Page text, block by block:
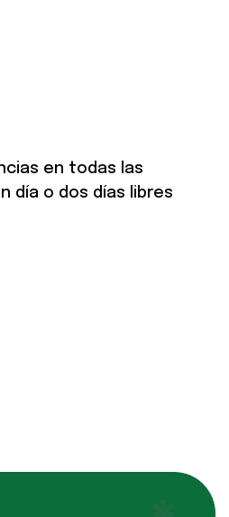
en todas las
día o dos días libres